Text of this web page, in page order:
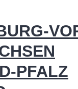
PFALZ